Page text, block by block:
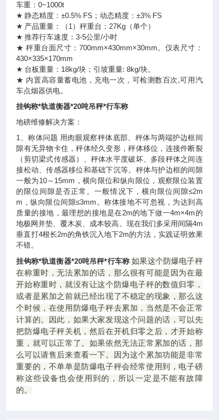
车重：0~1000t
★ 静态精度：±0.5% FS；动态精度：±3% FS
★ 产品重量：（1）秤重台：27Kg（单个）
★ 推荐行车速度：3-5公里/小时
★ 秤重台面尺寸：700mm×430mm×30mm。仪表尺寸：
430×335×170mm
★ 台板重量：18kg/块；引坡重量: 8kg/块。
★ 内置高容量蓄电池，充电一次，可检测数百次,可用汽
车点烟器供电。
挂钩称*轨道衡器*20吨吊秤*行车称
地磅维修解决方案：
1、称体问题 用肉眼观察秤体底部、秤体与两端护边框间
隙有无异物卡住，秤体经久变形，秤体移位，连接件断裂
（剪切梁式传感器）、秤体水平度破坏、多段秤体之间连
接松动、传感器移位和基础下沉等。秤体与护边框的间隙
一般为10～15mm，横向限位和纵向限位，观察限位装置
的限位间隙是否正常。一般情况下，横向限位间隙≤2m
m，纵向限位间隙≤3mm。称体接地不可忽视，为达到高
质量的接地，最理想的接地是在2m的地下做一4m×4m的
地极网并垫、覆木炭、成本较高。现在我们多采用间隔4m
垂直打4根长2m的角铁沉入地下2m的方法，实践证明效果
不错。
挂钩称*轨道衡器*20吨吊秤*行车称如果这个防爆电子秤
在称重时，无法累加的话，那么很有可能是因为在最
开始称重时，就没有让这个防爆电子秤的数值归零，
或者是累加之前就已经出现了不稳定的现象，那么这
个时候，在使用防爆电子秤去累加，当然是不会正常
计算的。因此，如果大家发现这个问题的话，可以先
把防爆电子秤关机，然后在开机归零之后，才开始称
重，就可以正常了。如果依然无法正常累加的话，那
么可以请售后来查看一下。因为这个累加功能是非常
重要的，不单单是防爆电子秤会经常使用到，电子磅
称这些设备也会使用到的，所以一定是不能有故障
的。